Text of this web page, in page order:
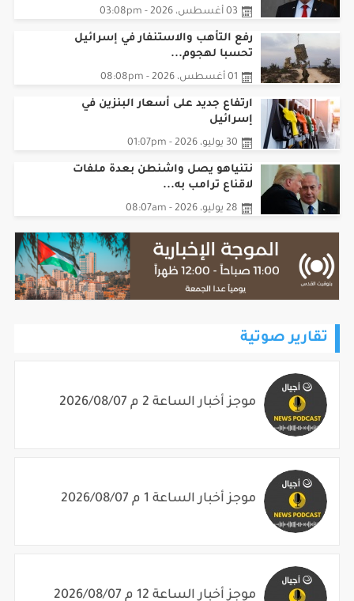
الوسطى
03 أغسطس، 2026 - 03:08pm
رفع التأهب والاستنفار في إسرائيل
تحسبا لهجوم...
01 أغسطس، 2026 - 08:08pm
ارتفاع جديد على أسعار البنزين في
إسرائيل
30 يوليو، 2026 - 01:07pm
نتنياهو يصل واشنطن بعدة ملفات
لاقناع ترامب به...